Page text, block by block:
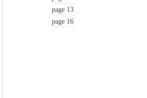
page 13
page 16